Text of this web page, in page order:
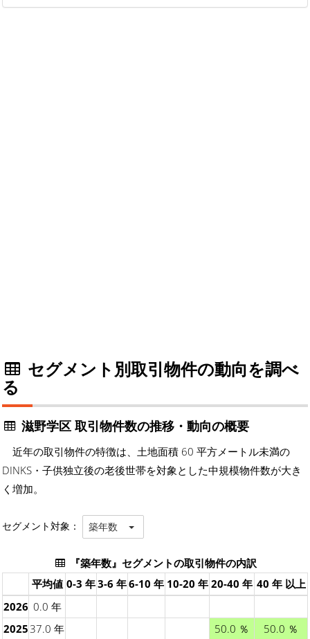
セグメント別取引物件の動向を調べ
る
滋野学区 取引物件数の推移・動向の概要
近年の取引物件の特徴は、土地面積 60 平方メートル未満の
DINKS・子供独立後の老後世帯を対象とした中規模物件数が大き
く増加。
セグメント対象： 築年数
『築年数』セグメントの取引物件の内訳
平均値 0-3 年3-6 年6-10 年 10-20 年 20-40 年 40 年 以上
2026 0.0 年
2025 37.0 年 50.0 ％ 50.0 ％